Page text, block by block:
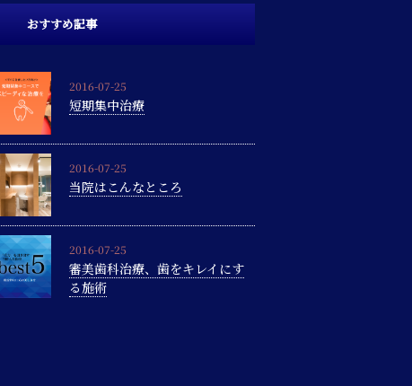
おすすめ記事
2016-07-25
短期集中治療
2016-07-25
当院はこんなところ
2016-07-25
審美歯科治療、歯をキレイにす
る施術